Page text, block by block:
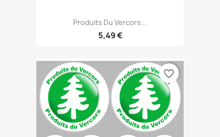
Produits Du Vercors...
5,49 €
favorite_border